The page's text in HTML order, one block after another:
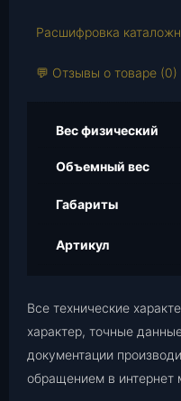
В
л
с
т
Расшифровка
💬 Отзывы о товаре (0)
Вес физический
Объемный вес
Габариты
Артикул
Все технические
характер, точные
документации
обращением в интернет